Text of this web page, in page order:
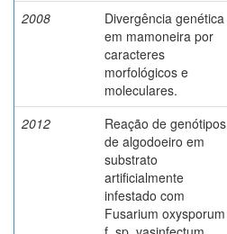
2008
Divergência genética
em mamoneira por
caracteres
morfológicos e
moleculares.
2012
Reação de genótipos
de algodoeiro em
substrato
artificialmente
infestado com
Fusarium oxysporum